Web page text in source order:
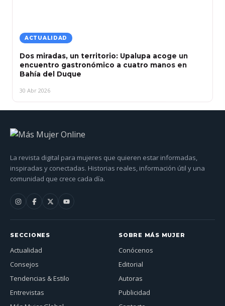
ACTUALIDAD
Dos miradas, un territorio: Upalupa acoge un
encuentro gastronómico a cuatro manos en
Bahía del Duque
30 Abr 2026
La revista digital para mujeres que quieren estar informadas,
inspiradas y conectadas. Historias reales, información útil y una
comunidad que crece cada día.
SECCIONES
Actualidad
Consejos
Tendencias & Estilo
Entrevistas
SOBRE MÁS MUJER
Conócenos
Editorial
Autoras
Publicidad